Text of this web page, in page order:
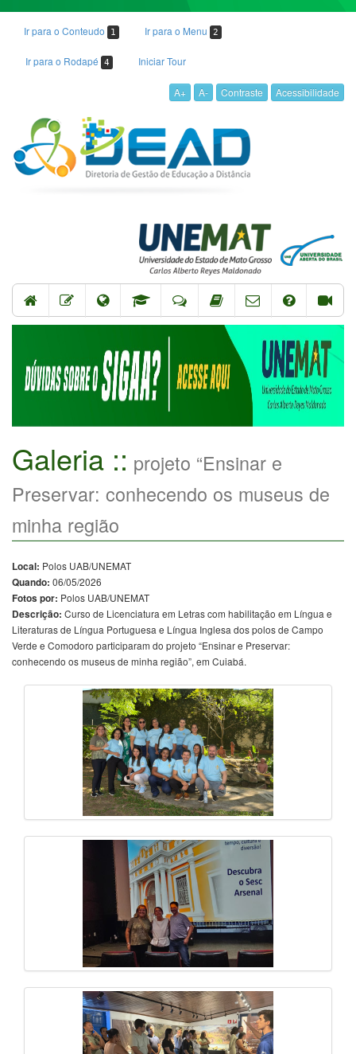
Ir para o Conteudo 1 Ir para o Menu 2
Ir para o Rodapé 4 Iniciar Tour
A+ A- Contraste Acessibilidade
Galeria :: projeto “Ensinar e
Preservar: conhecendo os museus de
minha região
Local: Polos UAB/UNEMAT
Quando: 06/05/2026
Fotos por: Polos UAB/UNEMAT
Descrição: Curso de Licenciatura em Letras com habilitação em Língua e
Literaturas de Língua Portuguesa e Língua Inglesa dos polos de Campo
Verde e Comodoro participaram do projeto “Ensinar e Preservar:
conhecendo os museus de minha região”, em Cuiabá.